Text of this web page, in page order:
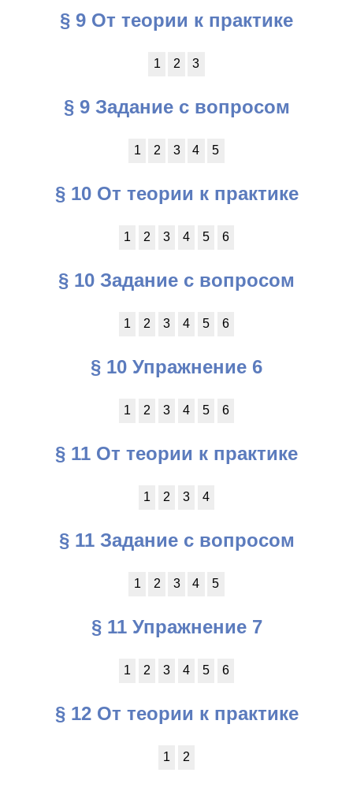
§ 9 От теории к практике
1 2 3
§ 9 Задание с вопросом
1 2 3 4 5
§ 10 От теории к практике
1 2 3 4 5 6
§ 10 Задание с вопросом
1 2 3 4 5 6
§ 10 Упражнение 6
1 2 3 4 5 6
§ 11 От теории к практике
1 2 3 4
§ 11 Задание с вопросом
1 2 3 4 5
§ 11 Упражнение 7
1 2 3 4 5 6
§ 12 От теории к практике
1 2